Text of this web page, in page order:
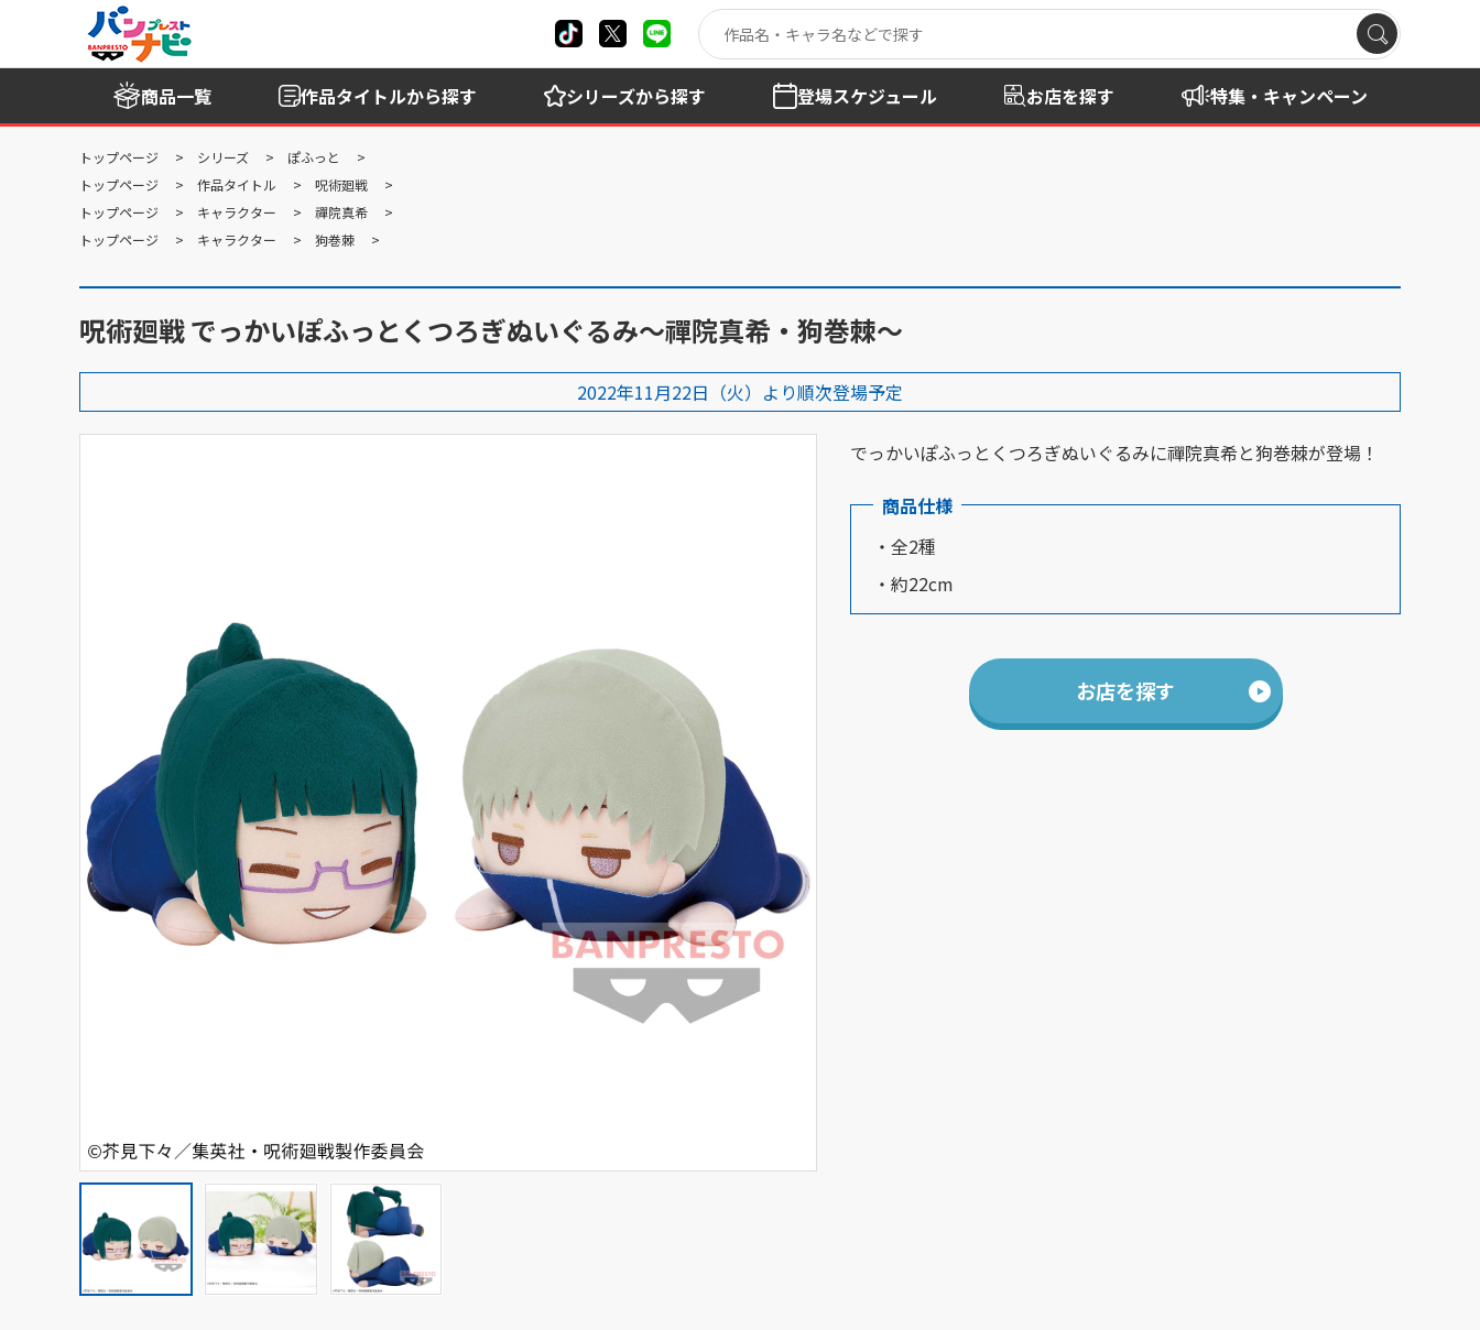
商品一覧 作品タイトルから探す シリーズから探す 登場スケジュール お店を探す 特集・キャンペーン
トップページ シリーズ
ぽふっと
トップページ
作品タイトル
呪術廻戦
トップページ
キャラクター
禪院真希
トップページ
キャラクター 狗巻棘
呪術廻戦 でっかいぽふっとくつろぎぬいぐるみ～禪院真希・狗巻棘～
2022年11月22日（火）より順次登場予定
でっかいぽふっとくつろぎぬいぐるみに禪院真希と狗巻棘が登場！
商品仕様
・全2種
・約22cm
お店を探す